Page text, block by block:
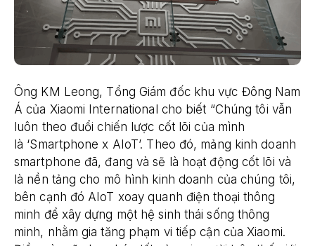
Ông KM Leong, Tổng Giám đốc khu vực Đông Nam
Á của Xiaomi International cho biết “Chúng tôi vẫn
luôn theo đuổi chiến lược cốt lõi của mình
là ‘Smartphone x AIoT’. Theo đó, mảng kinh doanh
smartphone đã, đang và sẽ là hoạt động cốt lõi và
là nền tảng cho mô hình kinh doanh của chúng tôi,
bên cạnh đó AIoT xoay quanh điện thoại thông
minh để xây dựng một hệ sinh thái sống thông
minh, nhằm gia tăng phạm vi tiếp cận của Xiaomi.